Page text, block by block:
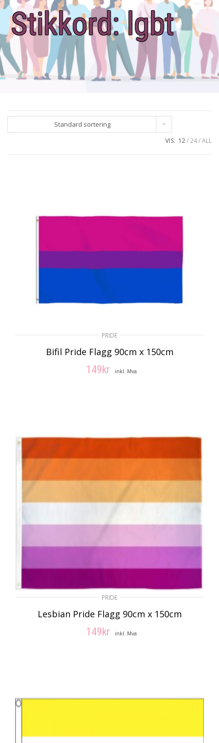
Stikkord:lgbt
Standard sortering
VIS: 12 24 ALL
PRIDE
Bifil Pride Flagg 90cm x 150cm
149 kr inkl. Mva
PRIDE
Lesbian Pride Flagg 90cm x 150cm
149kr inkl. Mva